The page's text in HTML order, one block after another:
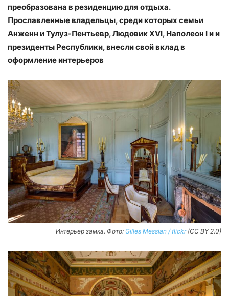
преобразована в резиденцию для отдыха.
Прославленные владельцы, среди которых семьи
Анженн и Тулуз-Пентьевр, Людовик XVI, Наполеон I и и
президенты Республики, внесли свой вклад в
оформление интерьеров
Интерьер замка. Фото: Gilles Messian / flickr(CC BY 2.0)